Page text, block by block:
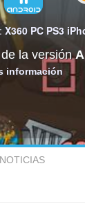
X360 PC PS3
la versión
información
NOTICIAS